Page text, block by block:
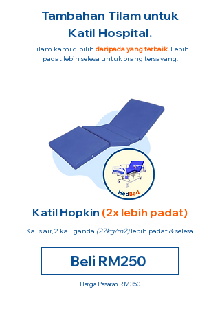
Tambahan Tilam untuk
Katil Hospital.
Tilam kami dipilih daripada yang terbaik.Lebih
padat lebih selesa untuk orang tersayang.
Katil Hopkin (2x lebih padat)
Kalis air, 2 kali ganda (27kg/m2)lebih padat & selesa
Beli RM250
Harga Pasaran RM350